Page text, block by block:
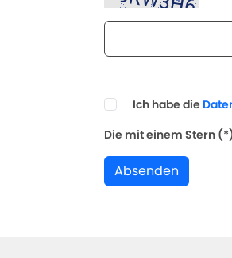
Ich habe die
Die mit einem Stern
Absenden